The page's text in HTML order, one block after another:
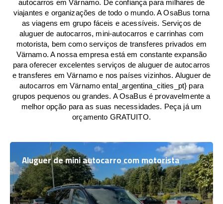
autocarros em Värnamo. De confiança para milhares de
viajantes e organizações de todo o mundo. A OsaBus torna
as viagens em grupo fáceis e acessíveis. Serviços de
aluguer de autocarros, mini-autocarros e carrinhas com
motorista, bem como serviços de transferes privados em
Värnamo. A nossa empresa está em constante expansão
para oferecer excelentes serviços de aluguer de autocarros
e transferes em Värnamo e nos países vizinhos. Aluguer de
autocarros em Värnamo ental_argentina_cities_pt} para
grupos pequenos ou grandes. A OsaBus é provavelmente a
melhor opção para as suas necessidades. Peça já um
orçamento GRATUITO.
Aluguer de mini autocarro com motorista